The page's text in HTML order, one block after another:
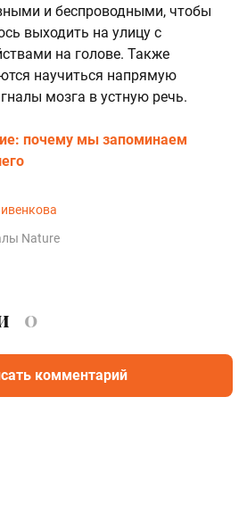
и беспроводными, чтобы
выходить на улицу с
на голове. Также
научиться напрямую
мозга в устную речь.
почему мы запоминаем
Nature
0
комментарий